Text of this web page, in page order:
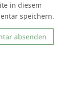
in diesem
speichern.